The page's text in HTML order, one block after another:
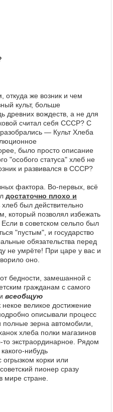
откуда же возник и чем
культ, больше
древних вождеств, а не для
считал себя СССР? С
— Культ Хлеба
было просто описание
"особого статуса" хлеб не
и развивался в СССР?
фактора. Во-первых, всё
достаточно плохо и
хлеб был действительно
который позволял избежать
Если в советском сельпо был
"пустым", и государство
обязательства перед
не умрёте! При царе у вас и
оно.
бедности, замешанной с
гражданам с самого
всеобщую
некое великое достижение
описывали процесс
полные зерна автомобили,
хлеба полки магазинов
экстраординарное. Рядом
нибудь
корки или
пионер сразу
мире стране.